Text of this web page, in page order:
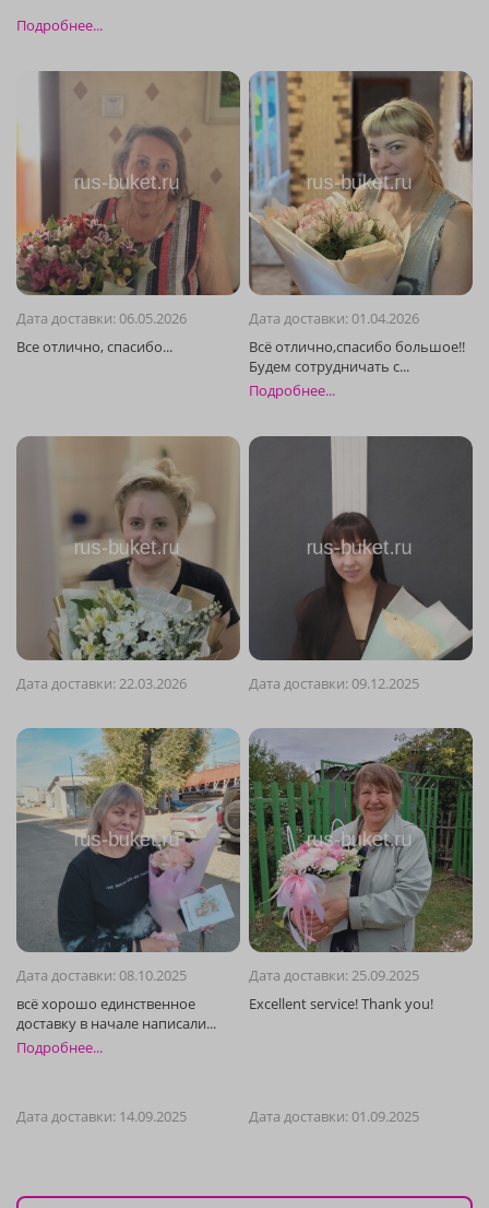
Подробнее...
Дата доставки: 06.05.2026 Дата доставки: 01.04.2026
Подробнее...
Дата доставки: 22.03.2026 Дата доставки: 09.12.2025
Дата доставки: 08.10.2025
Подробнее...
Дата доставки: 25.09.2025
Дата доставки: 14.09.2025 Дата доставки: 01.09.2025